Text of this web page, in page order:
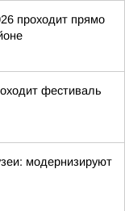
проходит прямо
фестиваль
модернизируют